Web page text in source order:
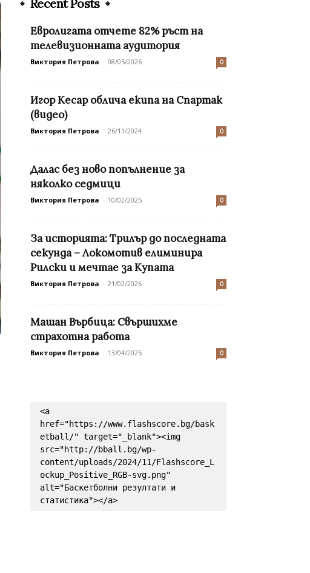
Recent Posts
Евролигата отчете 82% ръст на
телевизионната аудитория
Виктория Петрова - 08/05/2026 0
Игор Кесар облича екипа на Спартак
(видео)
Виктория Петрова - 26/11/2024 0
Далас без ново попълнение за
няколко седмици
Виктория Петрова - 10/02/2025 0
За историята: Трилър до последната
секунда – Локомотив елиминира
Рилски и мечтае за Купата
Виктория Петрова - 21/02/2026 0
Машан Върбица: Свършихме
страхотна работа
Виктория Петрова - 13/04/2025 0
<a
href="https://www.flashscore.bg/bask
etball/" target="_blank"><img
src="http://bball.bg/wp-
content/uploads/2024/11/Flashscore_L
ockup_Positive_RGB-svg.png"
alt="Баскетболни резултати и
статистика"></a>